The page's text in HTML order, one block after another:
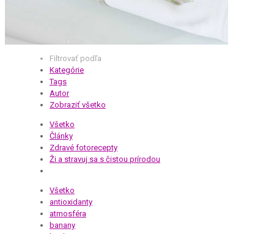
Filtrovať podľa
Kategórie
Tags
Autor
Zobraziť všetko
Všetko
Články
Zdravé fotorecepty
Ži a stravuj sa s čistou prírodou
Všetko
antioxidanty
atmosféra
banany